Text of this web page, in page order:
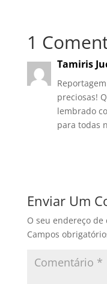
1
Tamiris
preciosas!
lembrado
para todas
Enviar Um
O seu endereço
Campos